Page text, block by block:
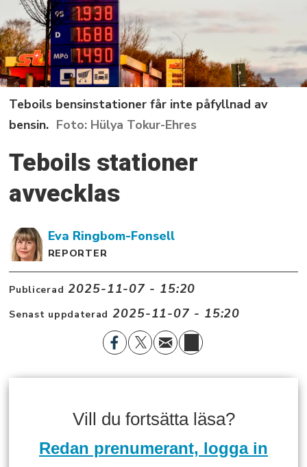
Teboils bensinstationer får inte påfyllnad av
bensin.
Hülya Tokur-Ehres
Teboils stationer
avvecklas
Eva Ringbom-Fonsell
REPORTER
Publicerad 2025-11-07 - 15:20
Senast uppdaterad 2025-11-07 - 15:20
Vill du fortsätta läsa?
Redan prenumerant, logga in